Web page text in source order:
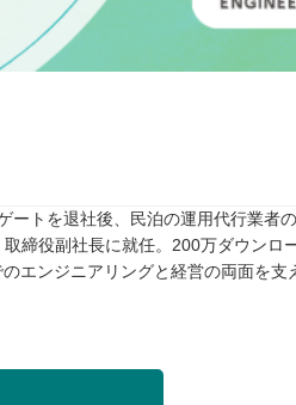
ートを退社後、民泊の運用代行業者
締役副社長に就任。200万ダウンロ
エンジニアリングと経営の両面を支